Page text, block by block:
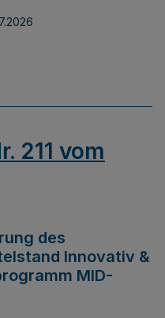
211 vom
des
Innovativ &
MID-